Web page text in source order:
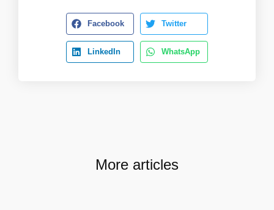
Facebook Twitter
LinkedIn WhatsApp
More articles